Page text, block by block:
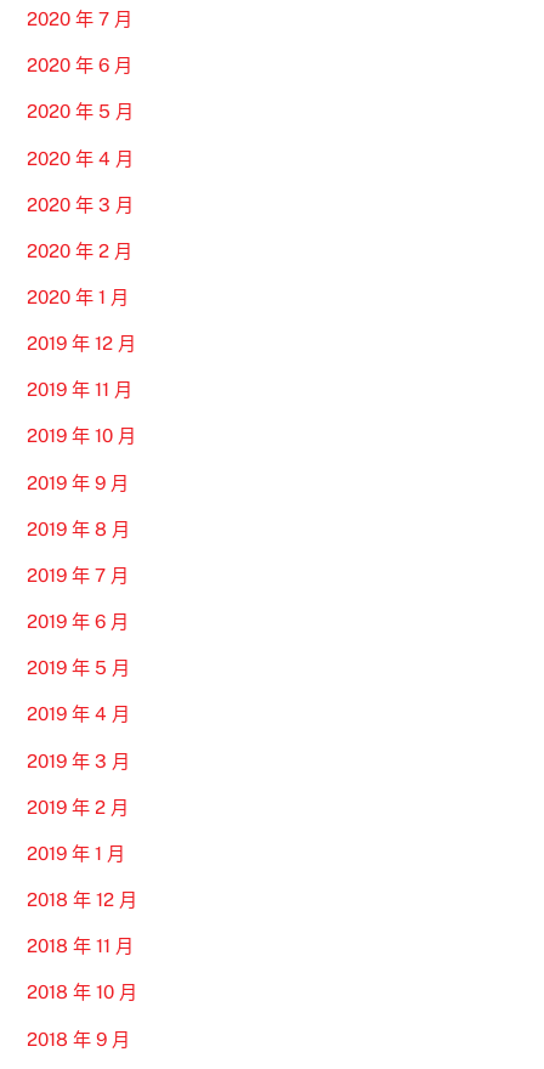
2020 年 7 月
2020 年 6 月
2020 年 5 月
2020 年 4 月
2020 年 3 月
2020 年 2 月
2020 年 1 月
2019 年 12 月
2019 年 11 月
2019 年 10 月
2019 年 9 月
2019 年 8 月
2019 年 7 月
2019 年 6 月
2019 年 5 月
2019 年 4 月
2019 年 3 月
2019 年 2 月
2019 年 1 月
2018 年 12 月
2018 年 11 月
2018 年 10 月
2018 年 9 月